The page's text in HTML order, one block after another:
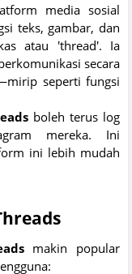
media sosial
teks, gambar, dan
atau 'thread'. Ia
secara
seperti fungsi
boleh terus log
mereka. Ini
ini lebih mudah
makin popular